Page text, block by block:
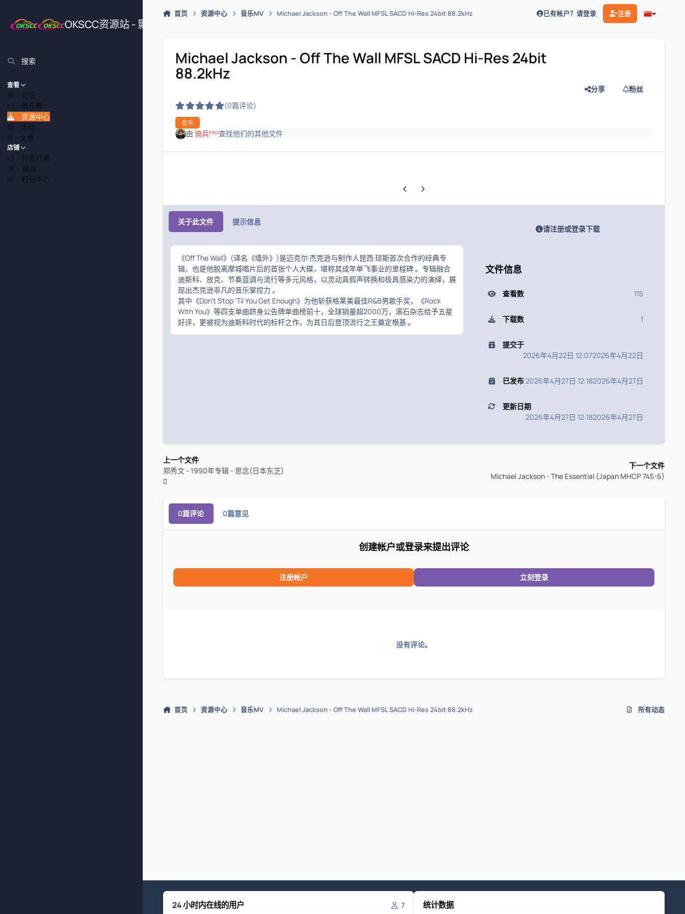
OKSCC资源站 - 影视、游戏、源码插件综合下载平台
搜索
查看
论坛
俱乐部
资源中心
活动
文章
店铺
付费订阅
商店
积分中心
首页 资源中心 音乐MV Michael Jackson - Off The Wall MFSL SACD Hi-Res 24bit 88.2kHz 已有帐户？请登录 注册
Michael Jackson - Off The Wall MFSL SACD Hi-Res 24bit
88.2kHz
(0篇评论)
音乐
分享 粉丝
由 骑兵ᴾᴿᴼ查找他们的其他文件
上一张轮播幻灯片
下一张轮播幻灯片
关于此文件 提示信息
《Off The Wall》(译名《墙外》)是迈克尔·杰克逊与制作人昆西·琼斯首次合作的经典专
辑，也是他脱离摩城唱片后的首张个人大碟，堪称其成年单飞事业的里程碑 。专辑融合
迪斯科、放克、节奏蓝调与流行等多元风格，以灵动真假声转换和极具感染力的演绎，展
现出杰克逊非凡的音乐掌控力 。
其中《Don't Stop 'Til You Get Enough》为他斩获格莱美最佳R&B男歌手奖，《Rock
With You》等四支单曲跻身公告牌单曲榜前十，全球销量超2000万，滚石杂志给予五星
好评，更被视为迪斯科时代的标杆之作，为其日后登顶流行之王奠定根基 。
请注册或登录下载
文件信息
查看数 115
下载数 1
提交于
2026年4月22日 12:072026年4月22日
已发布2026年4月27日 12:182026年4月27日
更新日期
2026年4月27日 12:182026年4月27日
上一个文件
郑秀文 - 1990年专辑 - 思念(日本东芝)
下一个文件
Michael Jackson - The Essential (Japan MHCP 745-6)
0篇评论 0篇意见
创建帐户或登录来提出评论
注册帐户 立刻登录
没有评论。
首页 资源中心 音乐MV Michael Jackson - Off The Wall MFSL SACD Hi-Res 24bit 88.2kHz 所有动态
24 小时内在线的用户 7 统计数据